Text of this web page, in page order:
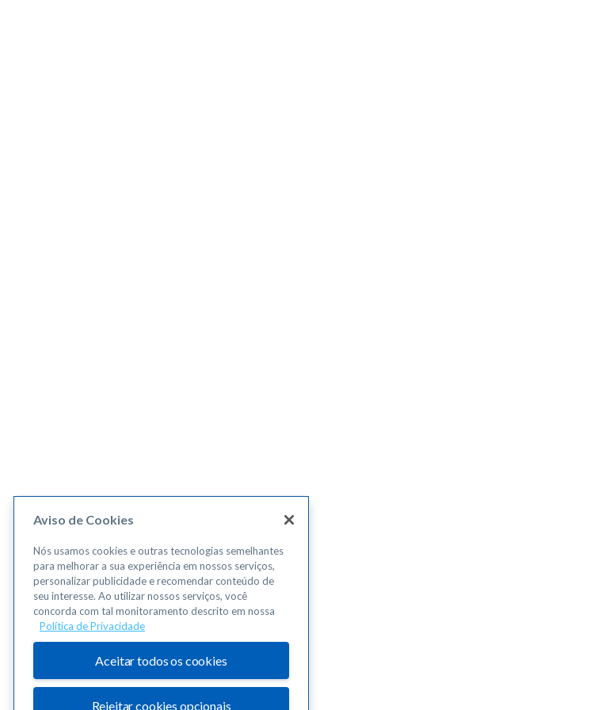
Aviso de Cookies
Nós usamos cookies e outras tecnologias semelhantes
para melhorar a sua experiência em nossos serviços,
personalizar publicidade e recomendar conteúdo de
seu interesse. Ao utilizar nossos serviços, você
concorda com tal monitoramento descrito em nossa
Política de Privacidade
Aceitar todos os cookies
Rejeitar cookies opcionais